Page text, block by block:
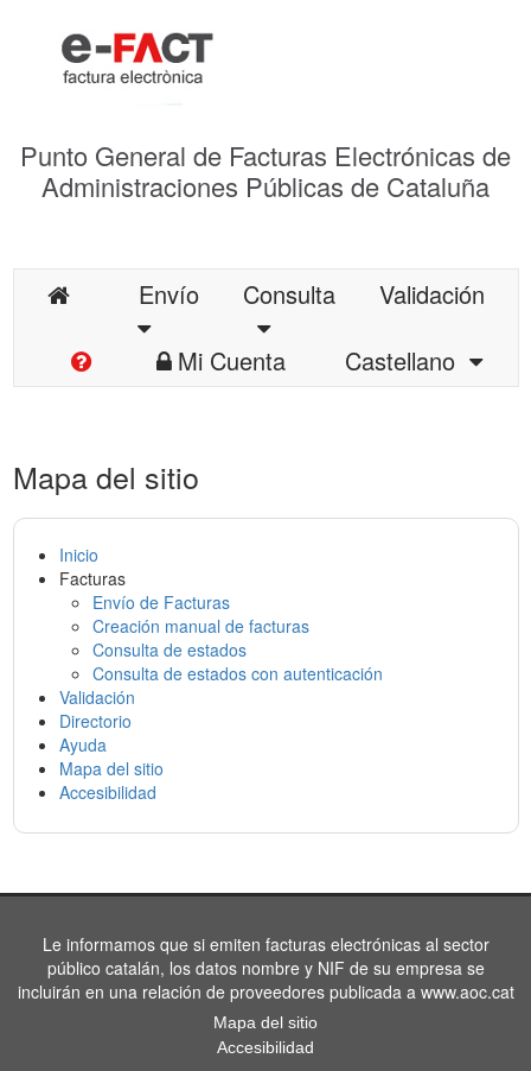
Punto General de Facturas Electrónicas de
Administraciones Públicas de Cataluña
Envío Consulta
Validación
Mi Cuenta
Castellano
Mapa del sitio
Inicio
Facturas
Envío de Facturas
Creación manual de facturas
Consulta de estados
Consulta de estados con autenticación
Validación
Directorio
Ayuda
Mapa del sitio
Accesibilidad
Le informamos que si emiten facturas electrónicas al sector
público catalán, los datos nombre y NIF de su empresa se
incluirán en una relación de proveedores publicada a www.aoc.cat
Mapa del sitio
Accesibilidad